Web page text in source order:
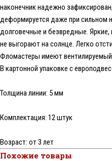
наконечник надежно
деформируется даже при сильном
долговечные и безвредные.
не выгорают на солнце. Легко
Фломастеры имеют
В картонной упаковке с
Толщина линии: 5 мм
Комплектация: 12 штук
Возраст: от 3 лет
Похожие товары